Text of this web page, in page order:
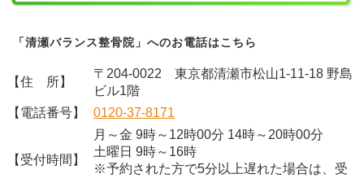
「清瀬バランス整骨院」へのお電話はこちら
【住 所】
〒204-0022 東京都清瀬市松山1-11-18 野島
ビル1階
【電話番号】
0120-37-8171
【受付時間】
月～金 9時～12時00分 14時～20時00分
土曜日 9時～16時
※予約された方で5分以上遅れた場合は、受